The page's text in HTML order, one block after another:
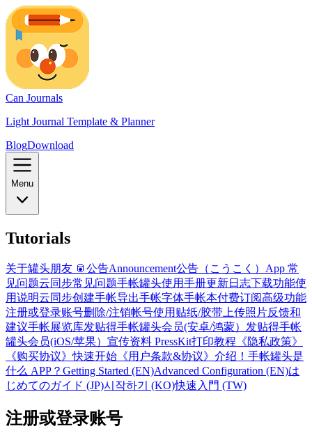
Can Journals
Light Journal Template & Planner
BlogDownload
Menu
Tutorials
关于罐头朋友 🥫 公告Announcement公告（こうこく） App 常
见问题云同步常见问题手帐罐头使用手册更新日志下载功能使
用说明云同步创建手帐导出手帐字体手帐本付费订阅高级功能
注册或登录账号删除/注销帐号使用贴纸/胶带 上传照片反馈和
建议手帐展览库发贴得手帐罐头会员(安卓/鸿蒙） 发贴得手帐
罐头会员(iOS/苹果） 宣传资料 PressKit打印教程 《隐私政策》
《购买协议》快速开始 《用户条款&协议》 介绍！手帐罐头是
什么 APP？ Getting Started (EN)Advanced Configuration (EN)は
じめてのガイド (JP)시작하기 (KO)快速入門 (TW)
注册或登录账号